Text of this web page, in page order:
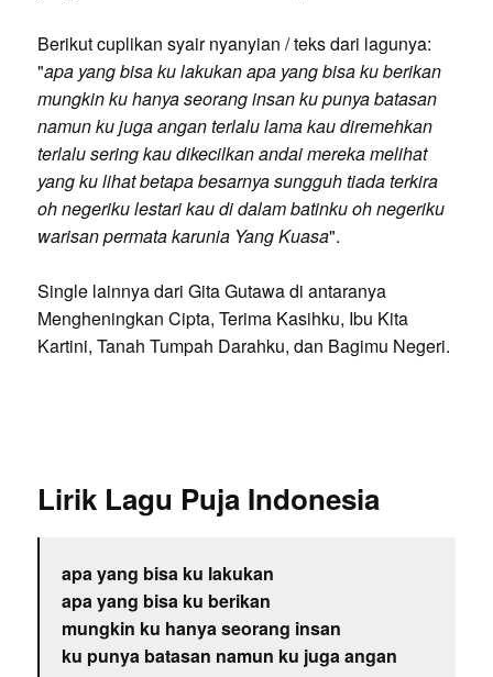
Berikut cuplikan syair nyanyian / teks dari lagunya:
"apa yang bisa ku lakukan apa yang bisa ku berikan
mungkin ku hanya seorang insan ku punya batasan
namun ku juga angan terlalu lama kau diremehkan
terlalu sering kau dikecilkan andai mereka melihat
yang ku lihat betapa besarnya sungguh tiada terkira
oh negeriku lestari kau di dalam batinku oh negeriku
warisan permata karunia Yang Kuasa".
Single lainnya dari Gita Gutawa di antaranya
Mengheningkan Cipta, Terima Kasihku, Ibu Kita
Kartini, Tanah Tumpah Darahku, dan Bagimu Negeri.
Lirik Lagu Puja Indonesia
apa yang bisa ku lakukan
apa yang bisa ku berikan
mungkin ku hanya seorang insan
ku punya batasan namun ku juga angan